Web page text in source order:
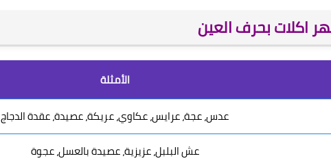
اكلات بحرف العين
الأمثلة
عدس، عجة، عرايس، عكاوي، عريكة، عصيدة، عقدة الدجاج
عش البلبل، عزيزية، عصيدة بالعسل، عجوة